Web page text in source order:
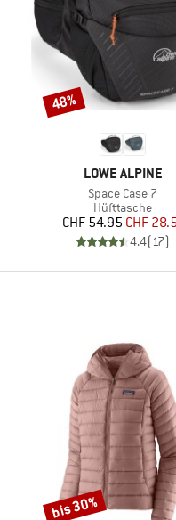
MARKE
LOWE ALPINE
Artikel
Space Case 7
Produktgruppe
Hüfttasche
Preis
CHF 54.95 CHF
4.4(17)
Rabatt
48%
Rabatt
bis 30%